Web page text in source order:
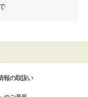
報の取扱い